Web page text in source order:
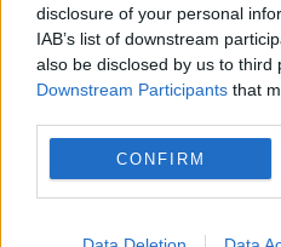
disclosure of your personal
IAB’s list of downstream
also be disclosed by us to third
Downstream Participants that
CONFIRM